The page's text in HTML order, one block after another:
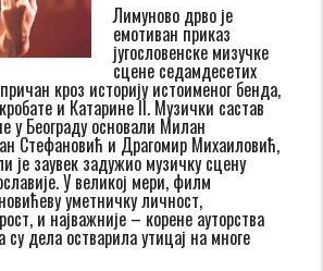
Лимуново дрво је
емотиван приказ
југословенске мизучке
сцене седамдесетих
кроз историју истоименог бенда,
и Катарине II. Музички састав
у Београду основали Милан
Стефановић и Драгомир Михаиловић,
је заувек задужио музичку сцену
У великој мери, филм
уметничку личност,
и најважније – корене ауторства
су дела остварила утицај на многе